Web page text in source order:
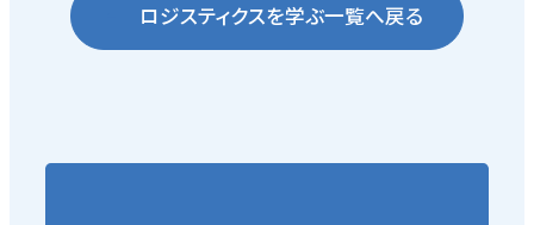
ロジスティクスを学ぶ一覧へ戻る